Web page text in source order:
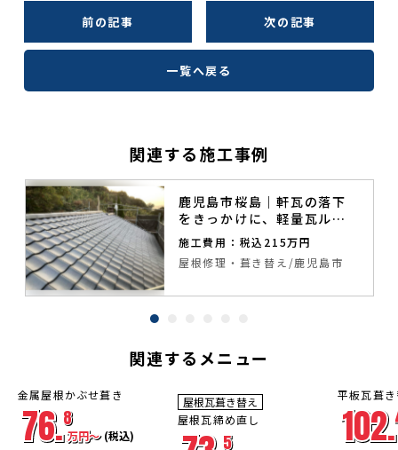
前の記事 次の記事
一覧へ戻る
関連する施工事例
鹿児島市桜島｜軒瓦の落下
をきっかけに、軽量瓦ルー
ガで安心の屋根葺き替え
施工費用：税込215万円
屋根修理・葺き替え
鹿児島市
関連するメニュー
足場
工事費
コミコ
ミ
金属屋根かぶせ葺き
76.8
万円〜 (税込)
足場
工事費
コミコ
屋根瓦葺き替え
屋根瓦締め直し
5
足場
工事費
コミコ
ミ
平板瓦葺
102.